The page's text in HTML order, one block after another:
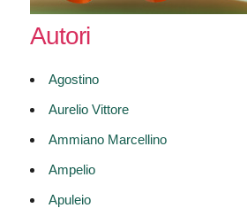
Autori
Agostino
Aurelio Vittore
Ammiano Marcellino
Ampelio
Apuleio